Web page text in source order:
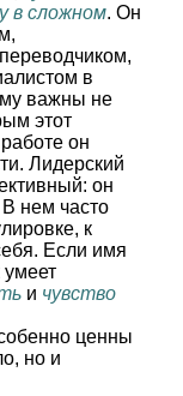
в сложном. Он
в
важны не
этот
он
Лидерский
он
нем часто
к
Если имя
и чувство
ценны
но и